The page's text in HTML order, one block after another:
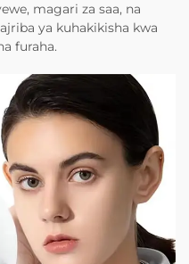
magari za saa, na
ya kuhakikisha kwa
furaha.